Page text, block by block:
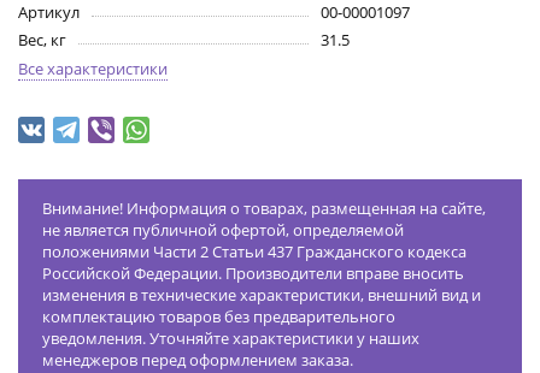
Артикул
00-00001097
Вес, кг
31.5
Все характеристики
Внимание! Информация о товарах, размещенная на сайте,
не является публичной офертой, определяемой
положениями Части 2 Статьи 437 Гражданского кодекса
Российской Федерации. Производители вправе вносить
изменения в технические характеристики, внешний вид и
комплектацию товаров без предварительного
уведомления. Уточняйте характеристики у наших
менеджеров перед оформлением заказа.